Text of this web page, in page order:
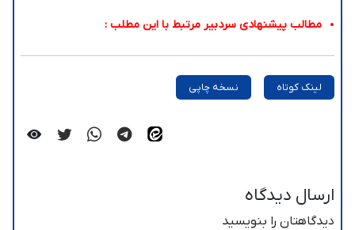
مطالب پیشنهادی سردبیر مرتبط با این مطلب :
لینک کوتاه نسخه چاپی
ارسال دیدگاه
دیدگاهتان را بنویسید